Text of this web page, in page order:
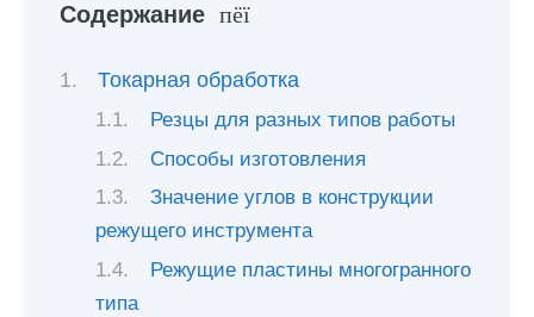
Содержание
Токарная обработка
Резцы для разных типов работы
Способы изготовления
Значение углов в конструкции
режущего инструмента
Режущие пластины многогранного
типа